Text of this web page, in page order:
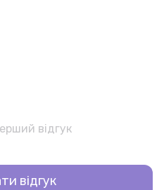
відгук
відгук